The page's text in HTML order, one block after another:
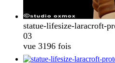
statue-lifesize-laracroft-
03
vue 3196 fois